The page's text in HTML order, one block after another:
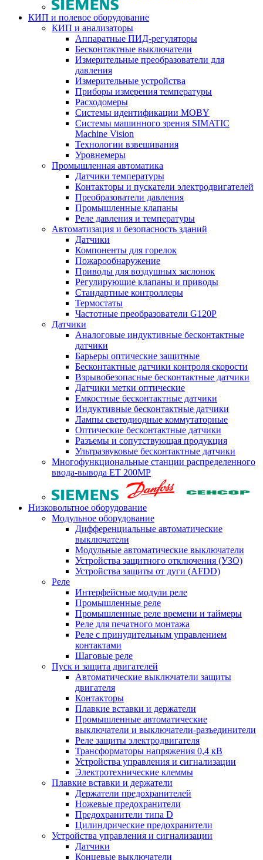
КИП и полевое оборудование
КИП и анализаторы
Аппаратные ПИД-регуляторы
Бесконтактные выключатели
Измерительные преобразователи для
давления
Измерительные устройства
Приборы измерения температуры
Расходомеры
Системы идентификации MOBY
Системы машинного зрения SIMATIC
Machine Vision
Технологии взвешивания
Уровнемеры
Промышленная автоматика
Датчики температуры
Контакторы и пускатели электродвигателей
Преобразователи давления
Промышленные клапаны
Реле давления и температуры
Автоматизация и безопасность зданий
Датчики
Компоненты для горелок
Пожарообнаружение
Приводы для воздушных заслонок
Регулирующие клапаны и приводы
Стандартные контроллеры
Термостаты
Частотные преобразователи G120P
Датчики
Аналоговые индуктивные бесконтактные
датчики
Барьеры оптические защитные
Бесконтактные датчики контроля скорости
Взрывобезопасные бесконтактные датчики
Датчики метки оптические
Емкостные бесконтактные датчики
Индуктивные бесконтактные датчики
Лампы светодиодные коммутаторные
Оптические бесконтактные датчики
Разъемы и сопутствующая продукция
Ультразвуковые бесконтактные датчики
Многофункциональные станции распределенного
ввода-вывода ET 200MP
Низковольтное оборудование
Модульное оборудование
Дифференциальные автоматические
выключатели
Модульные автоматические выключатели
Устройства защитного отключения (УЗО)
Устройства защиты от дуги (AFDD)
Реле
Интерфейсные модули реле
Промышленные реле
Промышленные реле времени и таймеры
Реле для печатного монтажа
Реле с принудительным управлением
контактами
Шаговые реле
Пуск и защита двигателей
Автоматические выключатели защиты
двигателя
Контакторы
Плавкие вставки и держатели
Промышленные автоматические
выключатели и выключатели-разъединители
Реле защиты электродвигателя
Трансформаторы напряжения 0,4 кВ
Устройства управления и сигнализации
Электротехнические клеммы
Плавкие вставки и держатели
Держатели предохранителей
Ножевые предохранители
Предохранители типа D
Цилиндрические предохранители
Устройства управления и сигнализации
Датчики
Концевые выключатели